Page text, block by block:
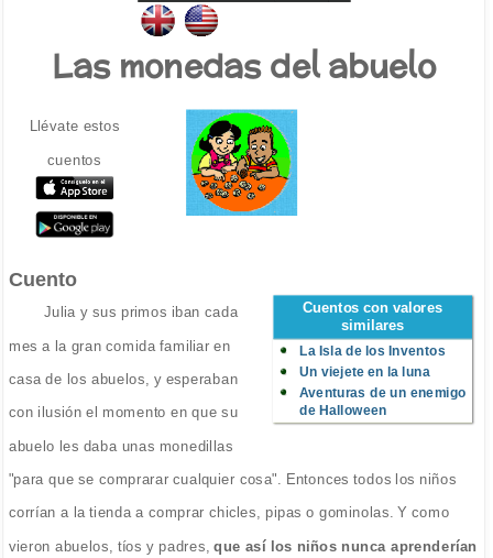
Las monedas del abuelo
Llévate estos
cuentos
Cuento
Cuentos con valores
similares
La Isla de los Inventos
Un viejete en la luna
Aventuras de un enemigo
de Halloween
Julia y sus primos iban cada
mes a la gran comida familiar en
casa de los abuelos, y esperaban
con ilusión el momento en que su
abuelo les daba unas monedillas
"para que se comprarar cualquier cosa". Entonces todos los niños
corrían a la tienda a comprar chicles, pipas o gominolas. Y como
vieron abuelos, tíos y padres, que así los niños nunca aprenderían